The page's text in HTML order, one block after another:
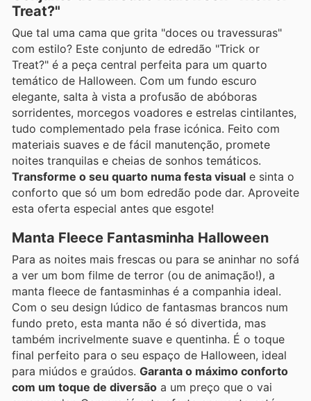
Treat?"
Que tal uma cama que grita "doces ou travessuras"
com estilo? Este conjunto de edredão "Trick or
Treat?" é a peça central perfeita para um quarto
temático de Halloween. Com um fundo escuro
elegante, salta à vista a profusão de abóboras
sorridentes, morcegos voadores e estrelas cintilantes,
tudo complementado pela frase icónica. Feito com
materiais suaves e de fácil manutenção, promete
noites tranquilas e cheias de sonhos temáticos.
Transforme o seu quarto numa festa visual e sinta o
conforto que só um bom edredão pode dar. Aproveite
esta oferta especial antes que esgote!
Manta Fleece Fantasminha Halloween
Para as noites mais frescas ou para se aninhar no sofá
a ver um bom filme de terror (ou de animação!), a
manta fleece de fantasminhas é a companhia ideal.
Com o seu design lúdico de fantasmas brancos num
fundo preto, esta manta não é só divertida, mas
também incrivelmente suave e quentinha. É o toque
final perfeito para o seu espaço de Halloween, ideal
para miúdos e graúdos. Garanta o máximo conforto
com um toque de diversão a um preço que o vai